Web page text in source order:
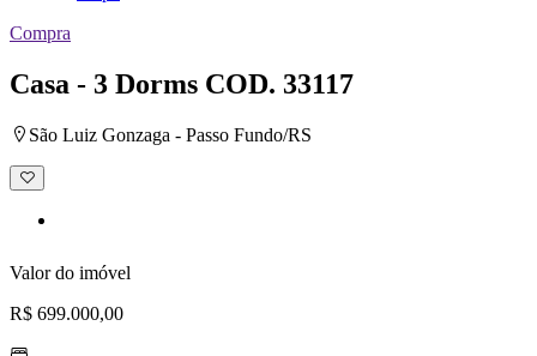
Compra
Casa - 3 Dorms COD. 33117
São Luiz Gonzaga - Passo Fundo/RS
Adicionar
à
Valor do imóvel
R$ 699.000,00